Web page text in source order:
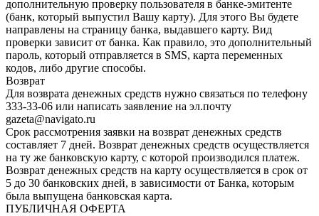
дополнительную проверку пользователя в банке-эмитенте
(банк, который выпустил Вашу карту). Для этого Вы будете
направлены на страницу банка, выдавшего карту. Вид
проверки зависит от банка. Как правило, это дополнительный
пароль, который отправляется в SMS, карта переменных
кодов, либо другие способы.
Возврат
Для возврата денежных средств нужно связаться по телефону
333-33-06 или написать заявление на эл.почту
gazeta@navigato.ru
Срок рассмотрения заявки на возврат денежных средств
составляет 7 дней. Возврат денежных средств осуществляется
на ту же банковскую карту, с которой производился платеж.
Возврат денежных средств на карту осуществляется в срок от
5 до 30 банковских дней, в зависимости от Банка, которым
была выпущена банковская карта.
ПУБЛИЧНАЯ ОФЕРТА